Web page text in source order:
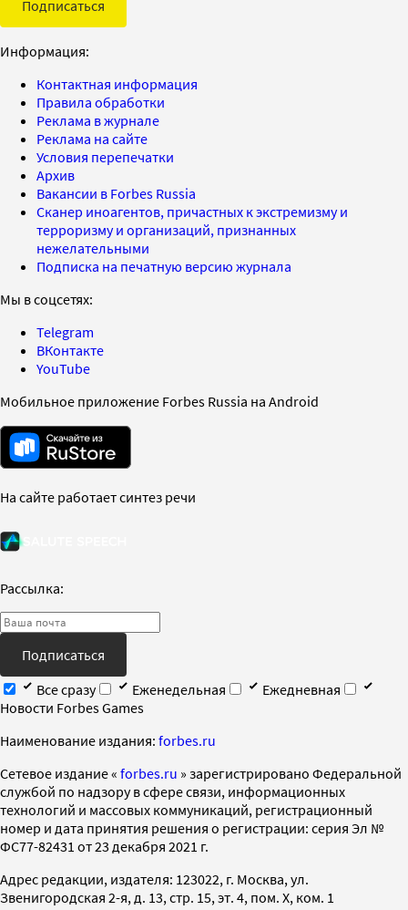
Подписаться
Информация:
Контактная информация
Правила обработки
Реклама в журнале
Реклама на сайте
Условия перепечатки
Архив
Вакансии в Forbes Russia
Сканер иноагентов, причастных к экстремизму и
терроризму и организаций, признанных
нежелательными
Подписка на печатную версию журнала
Мы в соцсетях:
Telegram
ВКонтакте
YouTube
Мобильное приложение Forbes Russia на Android
На сайте работает синтез речи
Рассылка:
Подписаться
Все сразу
Еженедельная
Ежедневная
Новости Forbes Games
Наименование издания: forbes.ru
Cетевое издание « forbes.ru » зарегистрировано Федеральной
службой по надзору в сфере связи, информационных
технологий и массовых коммуникаций, регистрационный
номер и дата принятия решения о регистрации: серия Эл №
ФС77-82431 от 23 декабря 2021 г.
Адрес редакции, издателя: 123022, г. Москва, ул.
Звенигородская 2-я, д. 13, стр. 15, эт. 4, пом. X, ком. 1